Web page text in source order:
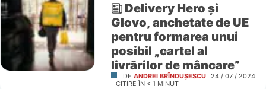
Delivery Hero și
Glovo, anchetate de UE
pentru formarea unui
posibil „cartel al
livrărilor de mâncare”
DE ANDREI BRÎNDUȘESCU 24 / 07 / 2024
CITIRE ÎN < 1 MINUT